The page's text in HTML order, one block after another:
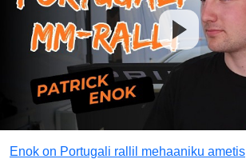
Enok on Portugali rallil mehaaniku ametis